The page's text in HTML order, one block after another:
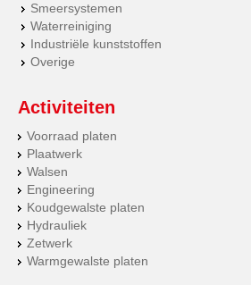
Smeersystemen
Waterreiniging
Industriële kunststoffen
Overige
Activiteiten
Voorraad platen
Plaatwerk
Walsen
Engineering
Koudgewalste platen
Hydrauliek
Zetwerk
Warmgewalste platen